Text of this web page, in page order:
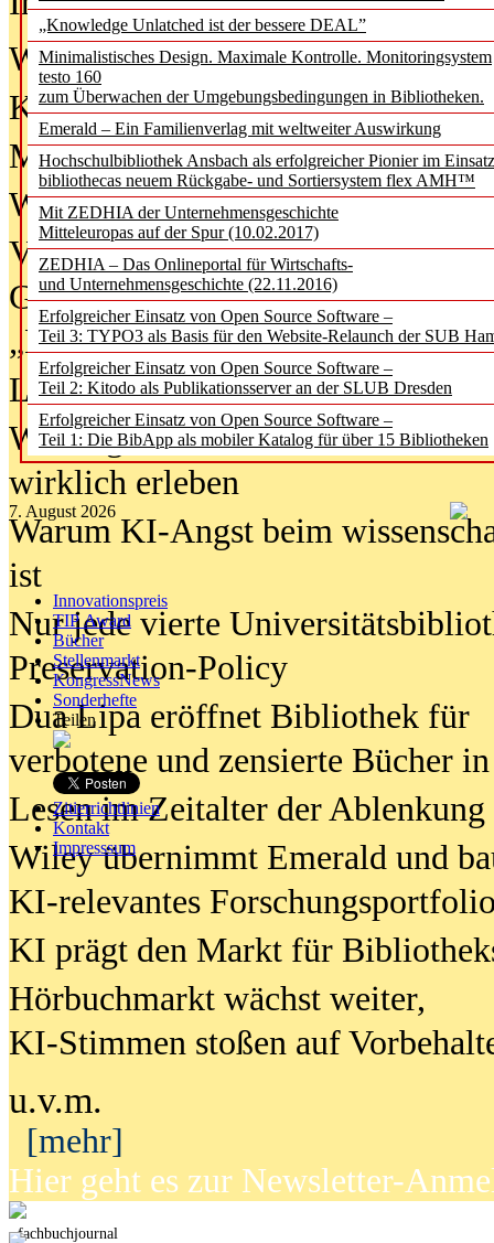
„Knowledge Unlatched ist der bessere DEAL”
Minimalistisches Design. Maximale Kontrolle. Monitoringsystem
testo 160
zum Überwachen der Umgebungsbedingungen in Bibliotheken.
Emerald – Ein Familienverlag mit weltweiter Auswirkung
Hochschulbibliothek Ansbach als erfolgreicher Pionier im
bibliothecas neuem Rückgabe- und Sortiersystem flex AMH™
Mit ZEDHIA der Unternehmensgeschichte
Mitteleuropas auf der Spur (10.02.2017)
ZEDHIA – Das Onlineportal für Wirtschafts-
und Unternehmensgeschichte (22.11.2016)
Erfolgreicher Einsatz von Open Source Software –
Teil 3: TYPO3 als Basis für den Website-Relaunch der SUB
Erfolgreicher Einsatz von Open Source Software –
Teil 2: Kitodo als Publikationsserver an der SLUB Dresden
Erfolgreicher Einsatz von Open Source Software –
Teil 1: Die BibApp als mobiler Katalog für über 15 Bibliotheken
7. August 2026
Innovationspreis
TIP Award
Bücher
Stellenmarkt
KongressNews
Sonderhefte
Teilen
Zitierrichtlinien
Kontakt
Impresssum
Was Hochschul­bibliotheken von
Kinder in der digitalen Welt
Metadaten als Infrastruktur
Wenn Bots katalogisieren
Von Abschlusskleidern bis
Geisterjagd-Ausrüstung in der
„Library of Things“ unterwegs
Lesen als Infrastrukturaufgabe
Wie Jugendliche Social Media
wirklich erleben
Warum KI-Angst beim
ist
Nur jede vierte
Preservation-Policy
Dua Lipa eröffnet Bibliothek für
verbotene und zensierte Bücher
Lesen im Zeitalter der Ablenkung
Wiley übernimmt Emerald und
KI-relevantes
KI prägt den Markt für
Hörbuchmarkt wächst weiter,
KI-Stimmen stoßen auf
u.v.m.
[mehr]
Hier geht es zur Newsletter-
fachbuchjournal